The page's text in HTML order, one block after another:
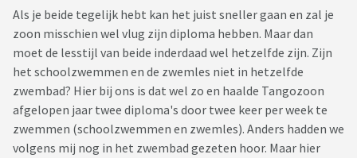
Als je beide tegelijk hebt kan het juist sneller gaan en zal je
zoon misschien wel vlug zijn diploma hebben. Maar dan
moet de lesstijl van beide inderdaad wel hetzelfde zijn. Zijn
het schoolzwemmen en de zwemles niet in hetzelfde
zwembad? Hier bij ons is dat wel zo en haalde Tangozoon
afgelopen jaar twee diploma's door twee keer per week te
zwemmen (schoolzwemmen en zwemles). Anders hadden we
volgens mij nog in het zwembad gezeten hoor. Maar hier